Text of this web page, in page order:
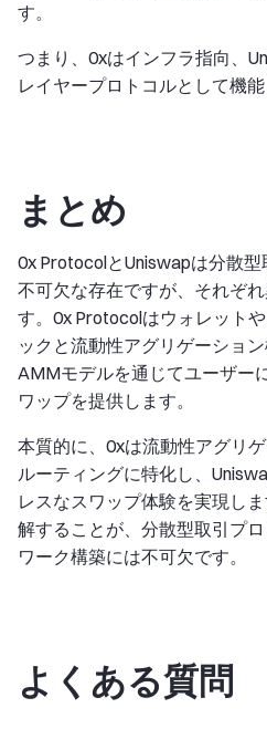
す。
つまり、0xはインフラ指向、
レイヤープロトコルとして機能
まとめ
0x ProtocolとUniswapは分散
不可欠な存在ですが、それぞ
す。0x Protocolはウォレット
ックと流動性アグリゲーショ
AMMモデルを通じてユーザー
ワップを提供します。
本質的に、0xは流動性アグリ
ルーティングに特化し、
レスなスワップ体験を実現し
解することが、分散型取引プ
ワーク構築には不可欠です。
よくある質問